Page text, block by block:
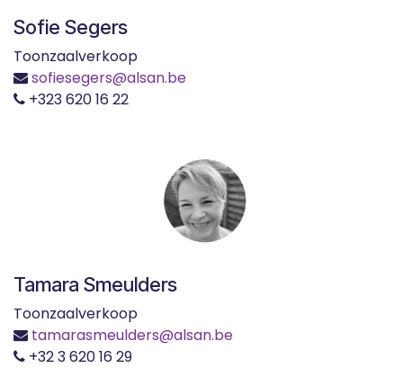
Sofie Segers
Toonzaalverkoop
sofiesegers@alsan.be
+323 620 16 22
Tamara Smeulders
Toonzaalverkoop
tamarasmeulders@alsan.be
+32 3 620 16 29